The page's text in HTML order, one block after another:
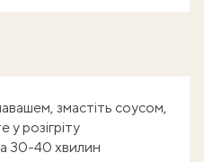
змастіть соусом,
розігріту
30-40 хвилин